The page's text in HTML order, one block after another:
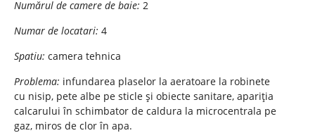
Numărul de camere de baie: 2
Numar de locatari: 4
Spatiu: camera tehnica
Problema: infundarea plaselor la aeratoare la robinete
cu nisip, pete albe pe sticle și obiecte sanitare, apariția
calcarului în schimbator de caldura la microcentrala pe
gaz, miros de clor în apa.